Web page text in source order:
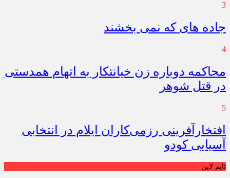
3
جاده های که نمی بخشند
4
محاکمه دوباره زن خیانتکار به اتهام همدستی
در قتل شوهر
5
افتخارآفرینی رزمی‌کاران ایلام در انتخابی
آسیایی کودو
تایم لاین